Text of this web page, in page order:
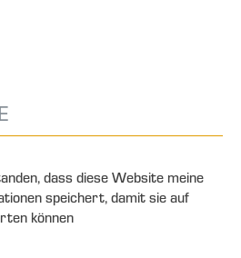
dass diese Website meine
speichert, damit sie auf
können